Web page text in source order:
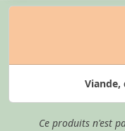
Viande,
Ce produits n'est